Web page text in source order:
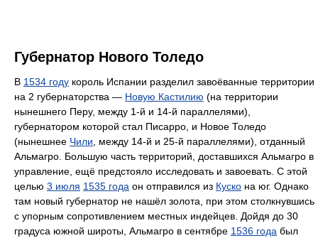
Губернатор Нового Толедо
В 1534 году король Испании разделил завоёванные территории
на 2 губернаторства — Новую Кастилию (на территории
нынешнего Перу, между 1-й и 14-й параллелями),
губернатором которой стал Писарро, и Новое Толедо
(нынешнее Чили , между 14-й и 25-й параллелями), отданный
Альмагро. Большую часть территорий, доставшихся Альмагро в
управление, ещё предстояло исследовать и завоевать. С этой
целью 3 июля 1535 года он отправился из Куско на юг. Однако
там новый губернатор не нашёл золота, при этом столкнувшись
с упорным сопротивлением местных индейцев. Дойдя до 30
градуса южной широты, Альмагро в сентябре 1536 года был